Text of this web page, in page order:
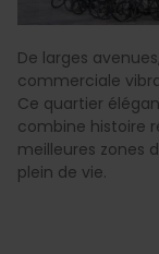
De larges
commerciale
Ce quartier
combine histoire
meilleures zones
plein de vie.